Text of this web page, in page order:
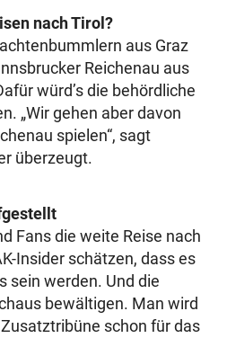
nach Tirol?
aus Graz
Reichenau aus
würd’s die behördliche
„Wir gehen aber davon
spielen“, sagt
überzeugt.
Fans die weite Reise nach
Insider schätzen, dass es
sein werden. Und die
bewältigen. Man wird
schon für das